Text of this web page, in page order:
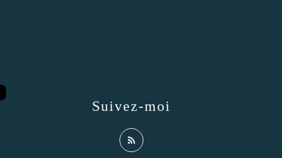
Suivez-moi